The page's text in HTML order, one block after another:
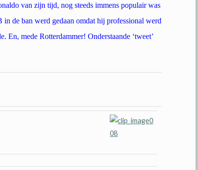
van zijn tijd, nog steeds immens populair was
de ban werd gedaan omdat hij professional werd
En, mede Rotterdammer! Onderstaande ‘tweet’